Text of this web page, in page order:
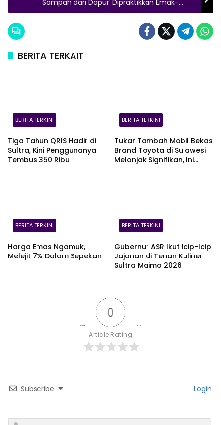
Sampah dari Dapur’ Dipraktikkan Emak-
emak Kompleks Karyawan PT Vale Sorowako
BERITA TERKAIT
BERITA TERKINI
Tiga Tahun QRIS Hadir di
Sultra, Kini Penggunanya
Tembus 350 Ribu
BERITA TERKINI
Tukar Tambah Mobil Bekas
Brand Toyota di Sulawesi
Melonjak Signifikan, Ini
BERITA TERKINI
Harga Emas Ngamuk,
Melejit 7% Dalam Sepekan
BERITA TERKINI
Gubernur ASR Ikut Icip-Icip
Jajanan di Tenan Kuliner
Sultra Maimo 2026
0
Article Rating
Subscribe Login